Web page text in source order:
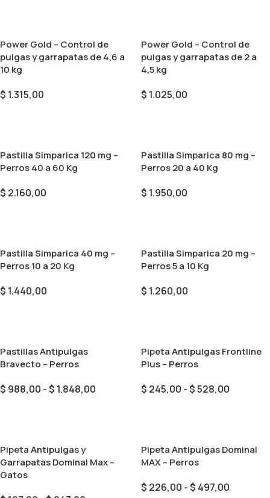
Power Gold – Control de
pulgas y garrapatas de 4,6 a
10 kg
$ 1.315,00
Power Gold – Control de
pulgas y garrapatas de 2 a
4,5 kg
$ 1.025,00
Pastilla Simparica 120 mg –
Perros 40 a 60 Kg
$ 2.160,00
Pastilla Simparica 80 mg –
Perros 20 a 40 Kg
$ 1.950,00
Pastilla Simparica 40 mg –
Perros 10 a 20 Kg
$ 1.440,00
Pastilla Simparica 20 mg –
Perros 5 a 10 Kg
$ 1.260,00
Pastillas Antipulgas
Bravecto – Perros
$ 988,00 -$ 1.848,00
Pipeta Antipulgas Frontline
Plus – Perros
$ 245,00 -$528,00
Pipeta Antipulgas y
Garrapatas Dominal Max –
Gatos
Pipeta Antipulgas Dominal
MAX – Perros
$ 226,00 -$ 497,00